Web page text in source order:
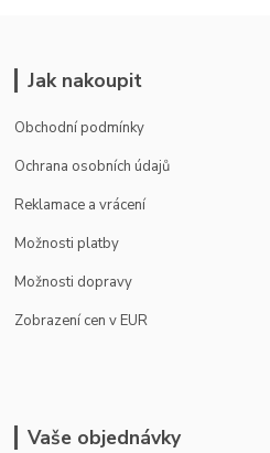
Jak nakoupit
Obchodní podmínky
Ochrana osobních údajů
Reklamace a vrácení
Možnosti platby
Možnosti dopravy
Zobrazení cen v EUR
Vaše objednávky